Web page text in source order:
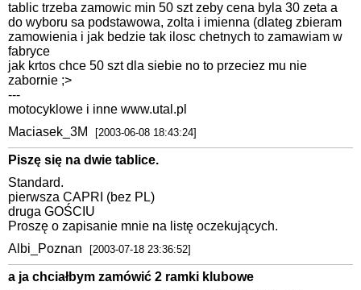
tablic trzeba zamowic min 50 szt zeby cena byla 30 zeta a
do wyboru sa podstawowa, zolta i imienna (dlateg zbieram
zamowienia i jak bedzie tak ilosc chetnych to zamawiam w
fabryce
jak krtos chce 50 szt dla siebie no to przeciez mu nie
zabornie ;>
---
motocyklowe i inne www.utal.pl
Maciasek_3M
[2003-06-08 18:43:24]
Piszę się na dwie tablice.
Standard.
pierwsza CAPRI (bez PL)
druga GOŚCIU
Proszę o zapisanie mnie na listę oczekujących.
Albi_Poznan
[2003-07-18 23:36:52]
a ja chciałbym zamówić 2 ramki klubowe